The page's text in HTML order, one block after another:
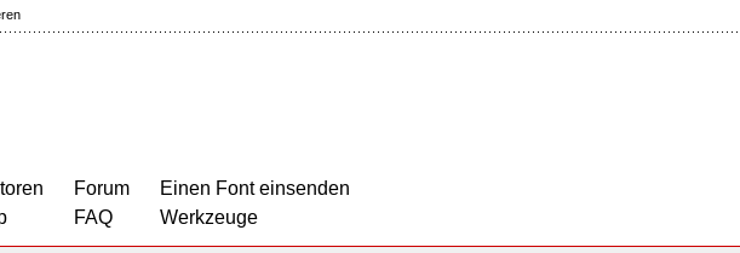
Forum
FAQ
Einen Font einsenden
Werkzeuge